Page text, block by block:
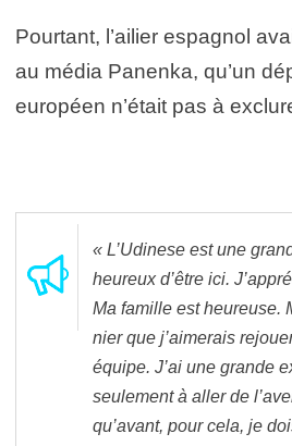
Pourtant, l’ailier espagnol
au média Panenka, qu’un
européen n’était pas à
« L’Udinese est une
heureux d’être ici.
Ma famille est heureuse.
nier que j’aimerais
équipe. J’ai une grande
seulement à aller de
qu’avant, pour cela, je